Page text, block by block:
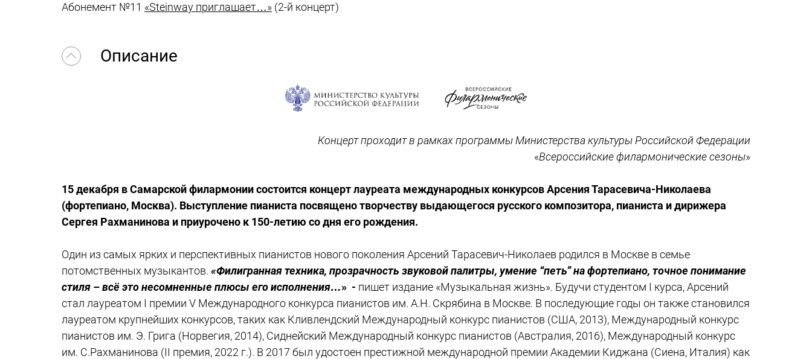
Абонемент №11 «Steinway приглашает…» (2-й концерт)
Описание
Концерт проходит в рамках программы Министерства культуры Российской Федерации
«Всероссийские филармонические сезоны»
15 декабря в Самарской филармонии состоится концерт лауреата международных конкурсов Арсения Тарасевича-Николаева
(фортепиано, Москва). Выступление пианиста посвящено творчеству выдающегося русского композитора, пианиста и дирижера
Сергея Рахманинова и приурочено к 150-летию со дня его рождения.
Один из самых ярких и перспективных пианистов нового поколения Арсений Тарасевич-Николаев родился в Москве в семье
потомственных музыкантов. «Филигранная техника, прозрачность звуковой палитры, умение “петь” на фортепиано, точное понимание
стиля – всё это несомненные плюсы его исполнения…» - пишет издание «Музыкальная жизнь». Будучи студентом I курса, Арсений
стал лауреатом I премии V Международного конкурса пианистов им. А.Н. Скрябина в Москве. В последующие годы он также становился
лауреатом крупнейших конкурсов, таких как Кливлендский Международный конкурс пианистов (США, 2013), Международный конкурс
пианистов им. Э. Грига (Норвегия, 2014), Сиднейский Международный конкурс пианистов (Австралия, 2016), Международный конкурс
им. С.Рахманинова (II премия, 2022 г.). В 2017 был удостоен престижной международной премии Академии Киджана (Сиена, Италия) как